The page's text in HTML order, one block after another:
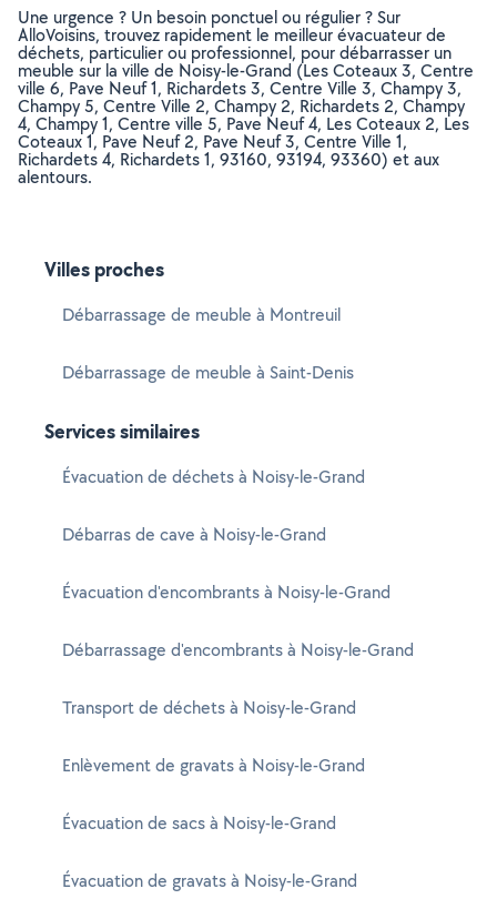
Une urgence ? Un besoin ponctuel ou régulier ? Sur
AlloVoisins, trouvez rapidement le meilleur évacuateur de
déchets, particulier ou professionnel, pour débarrasser un
meuble sur la ville de Noisy-le-Grand (Les Coteaux 3, Centre
ville 6, Pave Neuf 1, Richardets 3, Centre Ville 3, Champy 3,
Champy 5, Centre Ville 2, Champy 2, Richardets 2, Champy
4, Champy 1, Centre ville 5, Pave Neuf 4, Les Coteaux 2, Les
Coteaux 1, Pave Neuf 2, Pave Neuf 3, Centre Ville 1,
Richardets 4, Richardets 1, 93160, 93194, 93360) et aux
alentours.
Villes proches
Débarrassage de meuble à Montreuil
Débarrassage de meuble à Saint-Denis
Services similaires
Évacuation de déchets à Noisy-le-Grand
Débarras de cave à Noisy-le-Grand
Évacuation d'encombrants à Noisy-le-Grand
Débarrassage d'encombrants à Noisy-le-Grand
Transport de déchets à Noisy-le-Grand
Enlèvement de gravats à Noisy-le-Grand
Évacuation de sacs à Noisy-le-Grand
Évacuation de gravats à Noisy-le-Grand